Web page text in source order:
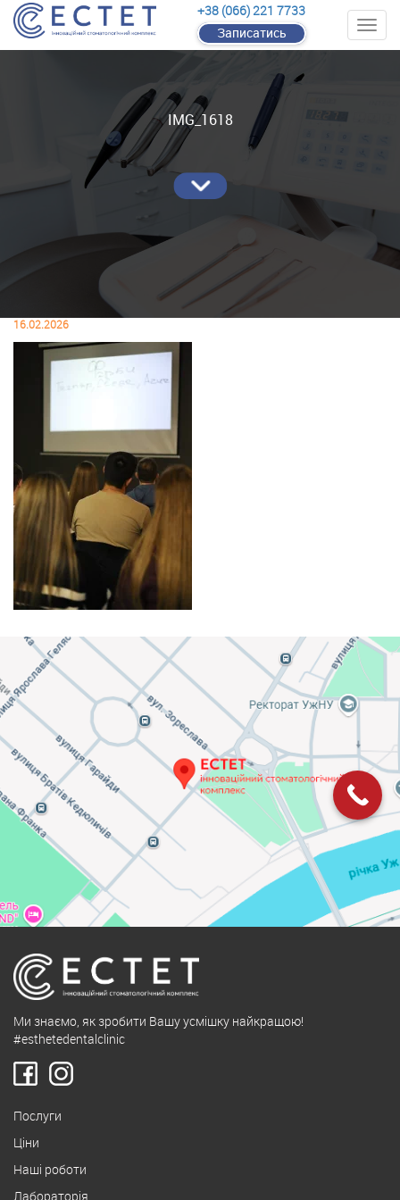
+38 (066) 221 7733
Записатись
IMG_1618
16.02.2026
Ми знаємо, як зробити Вашу усмішку найкращою!
#esthetedentalclinic
Послуги
Ціни
Наші роботи
Лабораторія